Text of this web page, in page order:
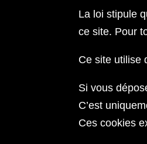
La loi stipule
ce site. Pour
Ce site utilise
Si vous
C’est
Ces cookies